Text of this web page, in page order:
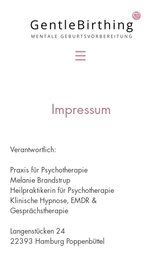
Impressum
Verantwortlich:
Praxis für Psychotherapie
Melanie Brandstrup
Heilpraktikerin für Psychotherapie
Klinische Hypnose, EMDR &
Gesprächstherapie
Langenstücken 24
22393 Hamburg Poppenbüttel